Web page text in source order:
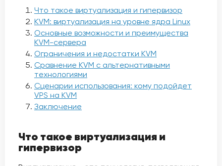
Что такое виртуализация и гипервизор
KVM: виртуализация на уровне ядра Linux
Основные возможности и преимущества
KVM-сервера
Ограничения и недостатки KVM
Сравнение KVM с альтернативными
технологиями
Сценарии использования: кому подойдет
VPS на KVM
Заключение
Что такое виртуализация и
гипервизор